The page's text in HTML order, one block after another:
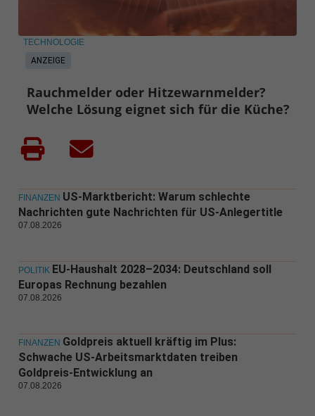
ANZEIGE
TECHNOLOGIE
Rauchmelder oder Hitzewarnmelder?
Welche Lösung eignet sich für die Küche?
FINANZEN US-Marktbericht: Warum schlechte
Nachrichten gute Nachrichten für US-Anlegertitle
07.08.2026
POLITIK EU-Haushalt 2028–2034: Deutschland soll
Europas Rechnung bezahlen
07.08.2026
FINANZEN Goldpreis aktuell kräftig im Plus:
Schwache US-Arbeitsmarktdaten treiben
Goldpreis-Entwicklung an
07.08.2026